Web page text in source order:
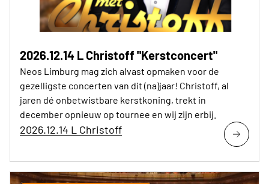
2026.12.14 L Christoff "Kerstconcert"
Neos Limburg mag zich alvast opmaken voor de
gezelligste concerten van dit (na)jaar! Christoff, al
jaren dé onbetwistbare kerstkoning, trekt in
december opnieuw op tournee en wij zijn erbij.
2026.12.14 L Christoff